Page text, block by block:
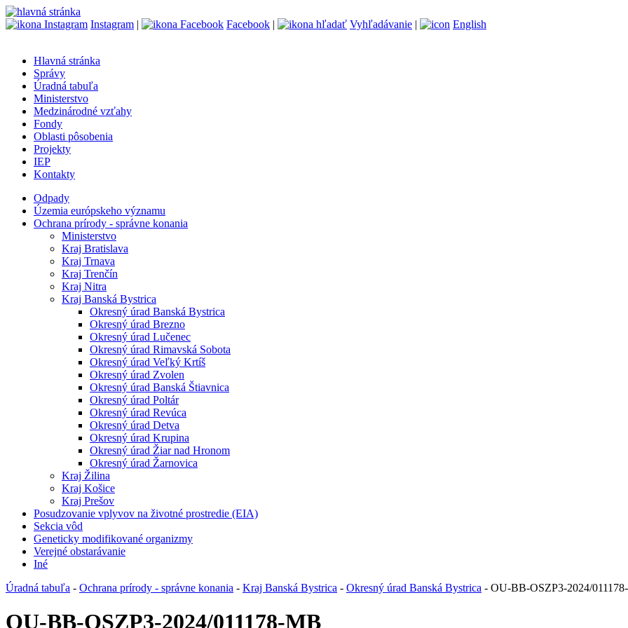
Instagram | Facebook | Vyhľadávanie | English
Hlavná stránka
Správy
Úradná tabuľa
Ministerstvo
Medzinárodné vzťahy
Fondy
Oblasti pôsobenia
Projekty
IEP
Kontakty
Odpady
Územia európskeho významu
Ochrana prírody - správne konania
Ministerstvo
Kraj Bratislava
Kraj Trnava
Kraj Trenčín
Kraj Nitra
Kraj Banská Bystrica
Okresný úrad Banská Bystrica
Okresný úrad Brezno
Okresný úrad Lučenec
Okresný úrad Rimavská Sobota
Okresný úrad Veľký Krtíš
Okresný úrad Zvolen
Okresný úrad Banská Štiavnica
Okresný úrad Poltár
Okresný úrad Revúca
Okresný úrad Detva
Okresný úrad Krupina
Okresný úrad Žiar nad Hronom
Okresný úrad Žarnovica
Kraj Žilina
Kraj Košice
Kraj Prešov
Posudzovanie vplyvov na životné prostredie (EIA)
Sekcia vôd
Geneticky modifikované organizmy
Verejné obstarávanie
Iné
Úradná tabuľa - Ochrana prírody - správne konania - Kraj Banská Bystrica - Okresný úrad Banská Bystrica - OU-BB-OSZP3-2024/
OU-BB-OSZP3-2024/011178-MB